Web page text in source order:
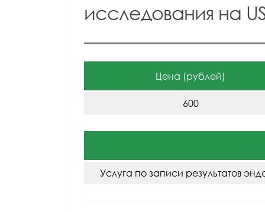
исследования на
Цена (рублей)
600
Услуга по записи результатов